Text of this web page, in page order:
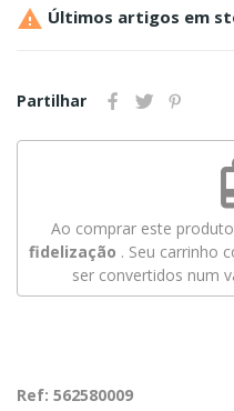
 Últimos artigos em
Partilhar
Ao comprar este
fidelização . Seu carrinho
ser convertidos num
Ref: 562580009